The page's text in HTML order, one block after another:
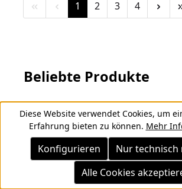
Seite
1 Seite
2 Seite
3 Seite
4
Beliebte Produkte
Diese Website verwendet Cookies, um
Erfahrung bieten zu können. Mehr
Nur
Konfigurieren
Alle Cookies